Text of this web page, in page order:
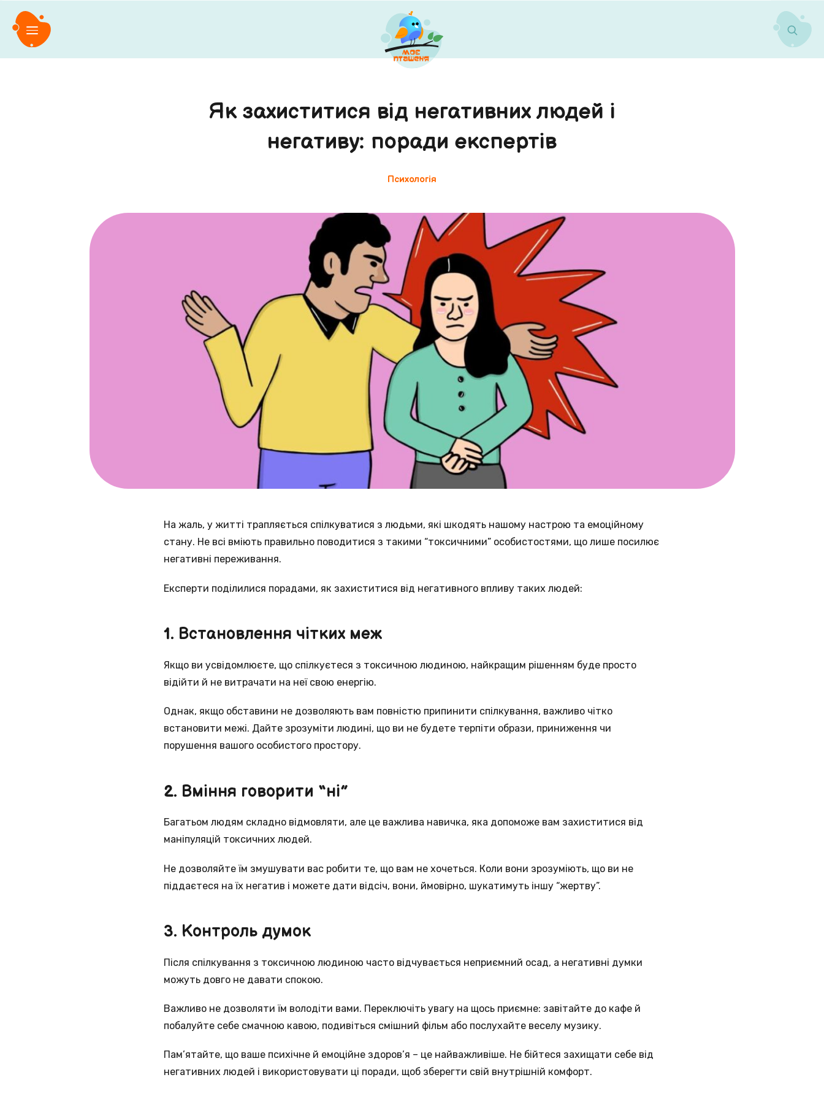
Як захиститися від негативних людей і
негативу: поради експертів
Психологія
На жаль, у житті трапляється спілкуватися з людьми, які шкодять нашому настрою та емоційному
стану. Не всі вміють правильно поводитися з такими “токсичними” особистостями, що лише посилює
негативні переживання.
Експерти поділилися порадами, як захиститися від негативного впливу таких людей:
1. Встановлення чітких меж
Якщо ви усвідомлюєте, що спілкуєтеся з токсичною людиною, найкращим рішенням буде просто
відійти й не витрачати на неї свою енергію.
Однак, якщо обставини не дозволяють вам повністю припинити спілкування, важливо чітко
встановити межі. Дайте зрозуміти людині, що ви не будете терпіти образи, приниження чи
порушення вашого особистого простору.
2. Вміння говорити “ні”
Багатьом людям складно відмовляти, але це важлива навичка, яка допоможе вам захиститися від
маніпуляцій токсичних людей.
Не дозволяйте їм змушувати вас робити те, що вам не хочеться. Коли вони зрозуміють, що ви не
піддаєтеся на їх негатив і можете дати відсіч, вони, ймовірно, шукатимуть іншу “жертву”.
3. Контроль думок
Після спілкування з токсичною людиною часто відчувається неприємний осад, а негативні думки
можуть довго не давати спокою.
Важливо не дозволяти їм володіти вами. Переключіть увагу на щось приємне: завітайте до кафе й
побалуйте себе смачною кавою, подивіться смішний фільм або послухайте веселу музику.
Пам’ятайте, що ваше психічне й емоційне здоров’я – це найважливіше. Не бійтеся захищати себе від
негативних людей і використовувати ці поради, щоб зберегти свій внутрішній комфорт.